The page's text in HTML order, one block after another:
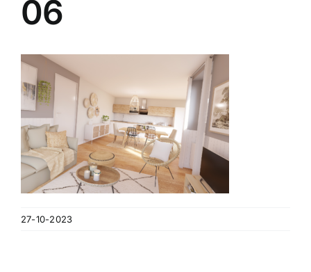
Contact
A propos
Clients
06
27-10-2023